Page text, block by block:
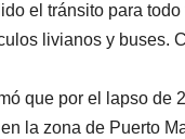
el tránsito para
livianos y buses.
que por el lapso de
la zona de Puerto